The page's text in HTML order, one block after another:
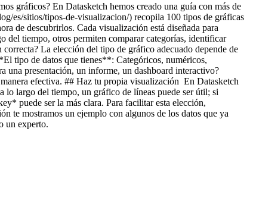
gráficos? En Datasketch hemos creado una guía con más de
es/sitios/tipos-de-visualizacion/) recopila 100 tipos de gráficas
de descubrirlos. Cada visualización está diseñada para
del tiempo, otros permiten comparar categorías, identificar
La elección del tipo de gráfico adecuado depende de
tipo de datos que tienes**: Categóricos, numéricos,
presentación, un informe, un dashboard interactivo?
efectiva. ## Haz tu propia visualización En Datasketch
lo largo del tiempo, un gráfico de líneas puede ser útil; si
puede ser la más clara. Para facilitar esta elección,
te mostramos un ejemplo con algunos de los datos que ya
un experto.